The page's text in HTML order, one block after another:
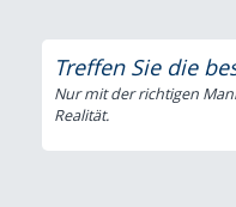
Treffen Sie die
Nur mit der richtigen
Realität.